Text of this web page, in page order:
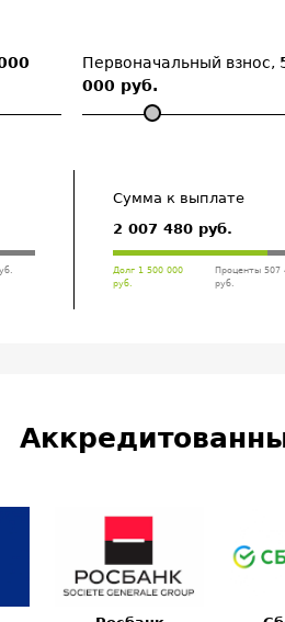
Первоначальный взнос,
000 руб.
Сумма к выплате
2 007 480 руб.
Долг 1 500 000
руб.
Проценты 507
руб.